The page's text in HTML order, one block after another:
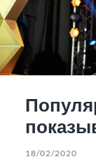
18/02/2020